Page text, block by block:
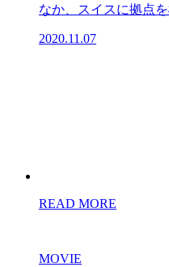
なか、スイスに拠点
2020.11.07
READ MORE
MOVIE